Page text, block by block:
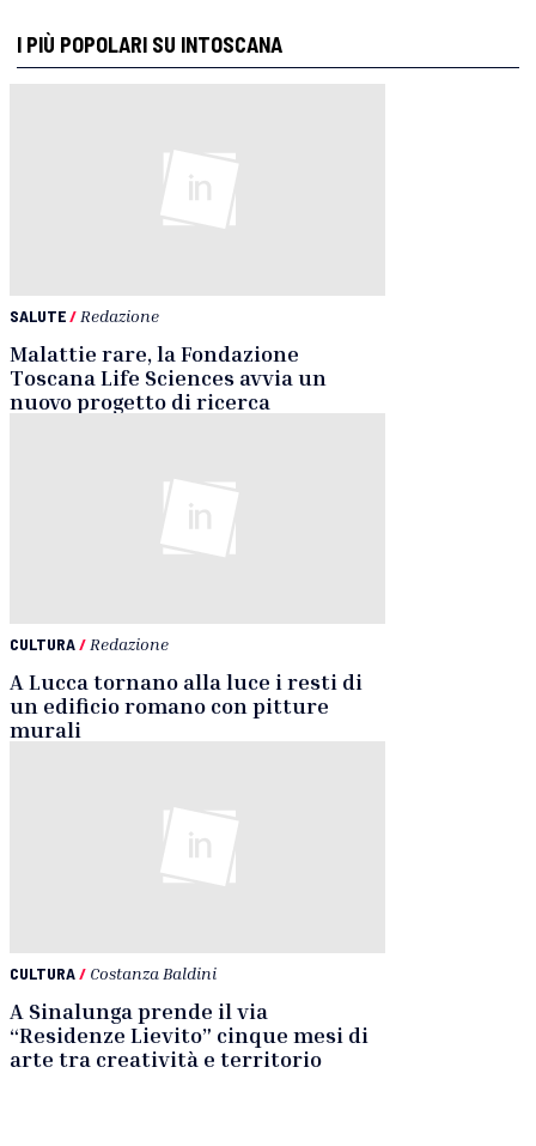
I PIÙ POPOLARI SU INTOSCANA
SALUTE/ Redazione
Malattie rare, la Fondazione
Toscana Life Sciences avvia un
nuovo progetto di ricerca
CULTURA/ Redazione
A Lucca tornano alla luce i resti di
un edificio romano con pitture
murali
CULTURA/ Costanza Baldini
A Sinalunga prende il via
“Residenze Lievito” cinque mesi di
arte tra creatività e territorio